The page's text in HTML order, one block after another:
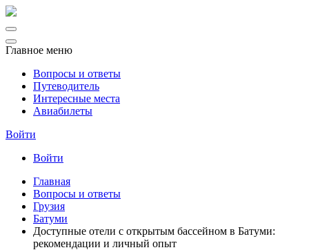
Главное меню
Вопросы и ответы
Путеводитель
Интересные места
Авиабилеты
Войти
Войти
Главная
Вопросы и ответы
Грузия
Батуми
Доступные отели с открытым бассейном в Батуми:
рекомендации и личный опыт